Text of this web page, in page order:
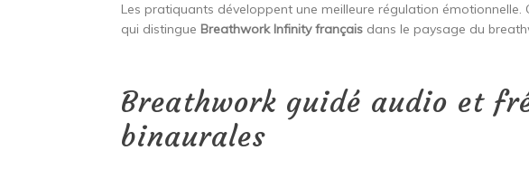
Les pratiquants développent une meilleure régulation émotionnelle.
qui distingue Breathwork Infinity français dans le paysage du
Breathwork guidé audio et
binaurales